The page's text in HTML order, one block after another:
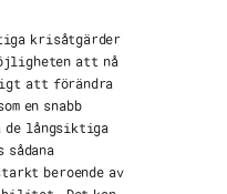
krisåtgärder
att nå
att förändra
en snabb
långsiktiga
sådana
beroende av